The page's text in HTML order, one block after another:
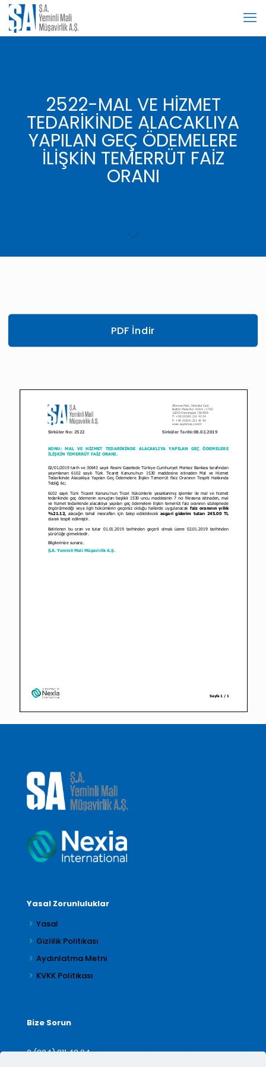
2522-MAL VE HİZMET
TEDARİKİNDE ALACAKLIYA
YAPILAN GEÇ ÖDEMELERE
İLİŞKİN TEMERRÜT FAİZ
ORANI
PDF İndir
Yasal Zorunluluklar
Yasal
Gizlilik Politikası
Aydınlatma Metni
KVKK Politikası
Bize Sorun
0 (224) 211 42 24